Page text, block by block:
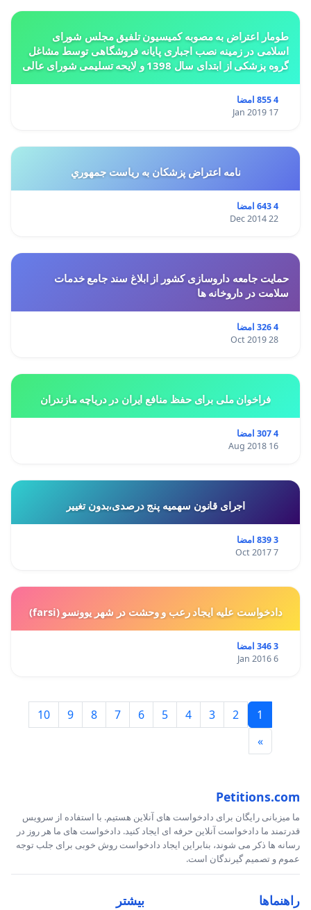
طومار اعتراض به مصوبه کمیسیون تلفیق مجلس شورای
اسلامی در زمینه نصب اجباری پایانه فروشگاهی توسط مشاغل
گروه پزشکی از ابتدای سال 1398 و لایحه تسلیمی شورای عالی
4 855 امضا
17 Jan 2019
نامه اعتراض پزشكان به رياست جمهوري
4 643 امضا
22 Dec 2014
حمایت جامعه داروسازی کشور از ابلاغ سند جامع خدمات
سلامت در داروخانه ها
4 326 امضا
28 Oct 2019
فراخوان ملی برای حفظ منافع ایران در دریاچه مازندران
4 307 امضا
16 Aug 2018
اجرای قانون سهمیه پنج درصدی،بدون تغییر
3 839 امضا
7 Oct 2017
دادخواست علیه ایجاد رعب و وحشت در شهر یوونسو (farsi)
3 346 امضا
6 Jan 2016
1
2
3
4
5
6
7
8
9
10
»
Petitions.com
ما میزبانی رایگان برای دادخواست های آنلاین هستیم. با استفاده از سرویس
قدرتمند ما دادخواست آنلاین حرفه ای ایجاد کنید. دادخواست های ما هر روز در
رسانه ها ذکر می شوند، بنابراین ایجاد دادخواست روش خوبی برای جلب توجه
عموم و تصمیم گیرندگان است.
راهنماها بیشتر